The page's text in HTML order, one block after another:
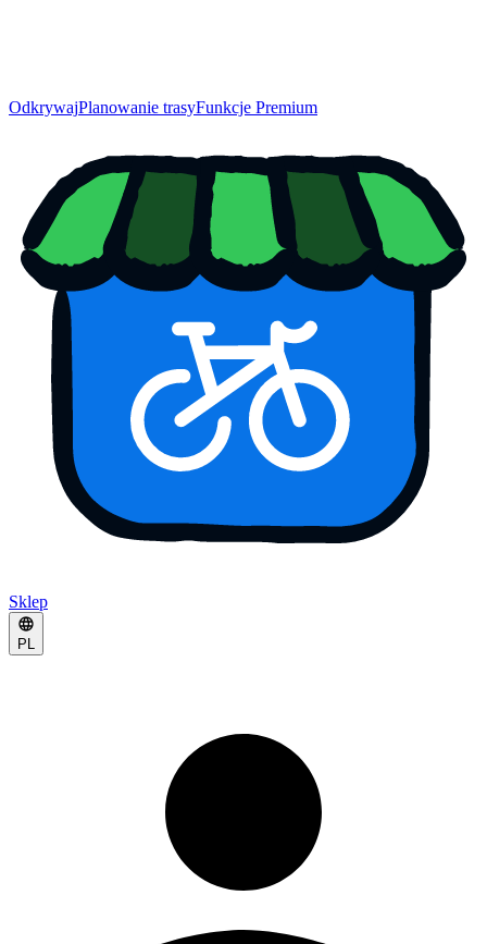
OdkrywajPlanowanie trasyFunkcje Premium
Sklep
PL